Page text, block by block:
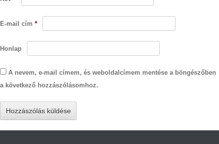
E-mail cím *
Honlap
A nevem, e-mail címem, és weboldalcímem mentése a böngészőben
a következő hozzászólásomhoz.